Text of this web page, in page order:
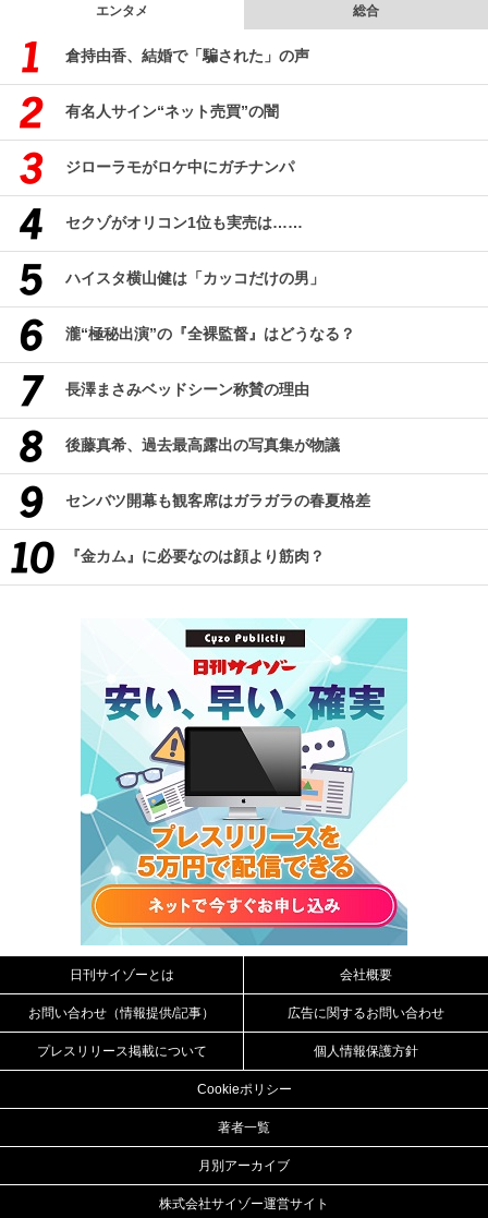
エンタメ 総合
倉持由香、結婚で「騙された」の声
有名人サイン“ネット売買”の闇
ジローラモがロケ中にガチナンパ
セクゾがオリコン1位も実売は……
ハイスタ横山健は「カッコだけの男」
瀧“極秘出演”の『全裸監督』はどうなる？
長澤まさみベッドシーン称賛の理由
後藤真希、過去最高露出の写真集が物議
センバツ開幕も観客席はガラガラの春夏格差
『金カム』に必要なのは顔より筋肉？
日刊サイゾーとは 会社概要
お問い合わせ（情報提供/記事） 広告に関するお問い合わせ
プレスリリース掲載について 個人情報保護方針
Cookieポリシー
著者一覧
月別アーカイブ
株式会社サイゾー運営サイト